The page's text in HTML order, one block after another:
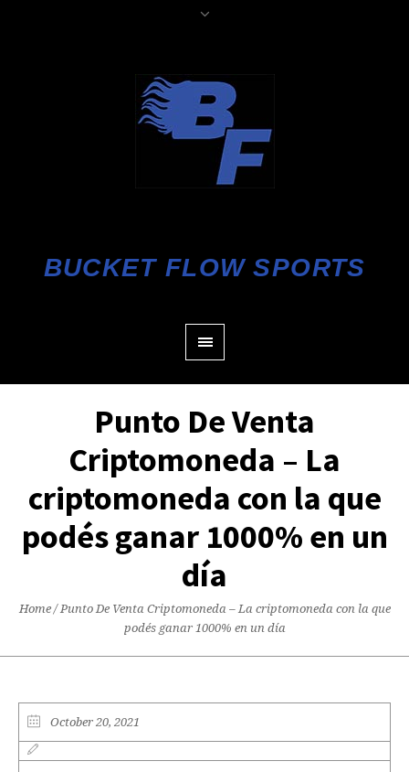
BUCKET FLOW SPORTS
Punto De Venta
Criptomoneda – La
criptomoneda con la que
podés ganar 1000% en un
día
Home /Punto De Venta Criptomoneda – La criptomoneda con la que
podés ganar 1000% en un día
October 20, 2021